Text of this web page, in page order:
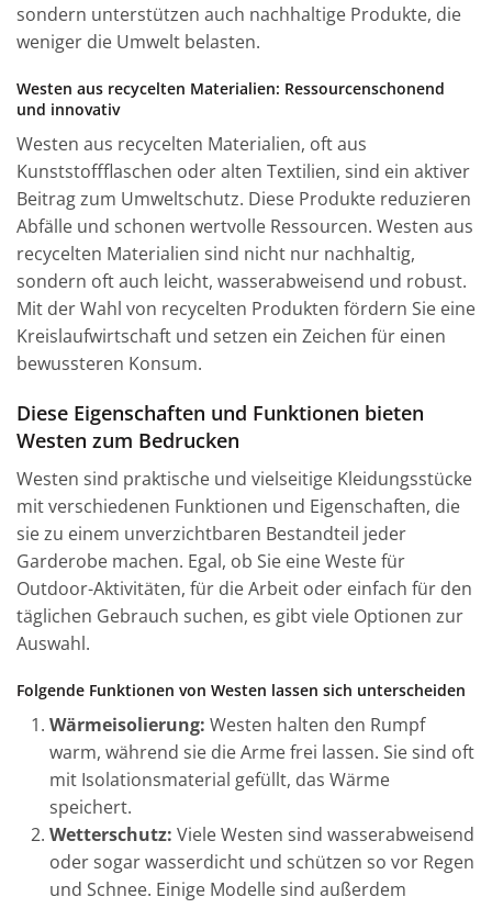
sondern unterstützen auch nachhaltige Produkte, die
weniger die Umwelt belasten.
Westen aus recycelten Materialien: Ressourcenschonend
und innovativ
Westen aus recycelten Materialien, oft aus
Kunststoffflaschen oder alten Textilien, sind ein aktiver
Beitrag zum Umweltschutz. Diese Produkte reduzieren
Abfälle und schonen wertvolle Ressourcen. Westen aus
recycelten Materialien sind nicht nur nachhaltig,
sondern oft auch leicht, wasserabweisend und robust.
Mit der Wahl von recycelten Produkten fördern Sie eine
Kreislaufwirtschaft und setzen ein Zeichen für einen
bewussteren Konsum.
Diese Eigenschaften und Funktionen bieten
Westen zum Bedrucken
Westen sind praktische und vielseitige Kleidungsstücke
mit verschiedenen Funktionen und Eigenschaften, die
sie zu einem unverzichtbaren Bestandteil jeder
Garderobe machen. Egal, ob Sie eine Weste für
Outdoor-Aktivitäten, für die Arbeit oder einfach für den
täglichen Gebrauch suchen, es gibt viele Optionen zur
Auswahl.
Folgende Funktionen von Westen lassen sich unterscheiden
Wärmeisolierung: Westen halten den Rumpf
warm, während sie die Arme frei lassen. Sie sind oft
mit Isolationsmaterial gefüllt, das Wärme
speichert.
Wetterschutz: Viele Westen sind wasserabweisend
oder sogar wasserdicht und schützen so vor Regen
und Schnee. Einige Modelle sind außerdem